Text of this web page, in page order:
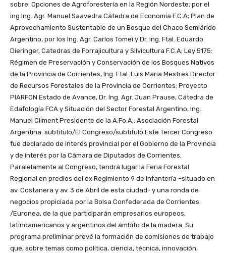
sobre: Opciones de Agroforestería en la Región Nordeste; por el
ing Ing. Agr. Manuel Saavedra Cátedra de Economía F.C.A; Plan de
Aprovechamiento Sustentable de un Bosque del Chaco Semiárido
Argentino, por los Ing. Agr. Carlos Tomei y Dr. Ing. Ftal. Eduardo
Dieringer, Catedras de Forrajicultura y Silvicultura F.C.A; Ley 5175:
Régimen de Preservación y Conservación de los Bosques Nativos
de la Provincia de Corrientes, Ing. Ftal. Luis María Mestres Director
de Recursos Forestales de la Provincia de Corrientes; Proyecto
PIARFON Estado de Avance, Dr. Ing. Agr. Juan Prause, Cátedra de
Edafología FCA y Situación del Sector Forestal Argentino, Ing.
Manuel Climent Presidente de la A.Fo.A.: Asociación Forestal
Argentina. subtitulo/El Congreso/subtitulo Este Tercer Congreso
fue declarado de interés provincial por el Gobierno de la Provincia
y de interés por la Cámara de Diputados de Corrientes.
Paralelamente al Congreso, tendrá lugar la Feria Forestal
Regional en predios del ex Regimiento 9 de Infantería –situado en
av. Costanera y av. 3 de Abril de esta ciudad- y una ronda de
negocios propiciada por la Bolsa Confederada de Corrientes
/Euronea, de la que participarán empresarios europeos,
latinoamericanos y argentinos del ámbito de la madera. Su
programa preliminar prevé la formación de comisiones de trabajo
que, sobre temas como política, ciencia, técnica, innovación,